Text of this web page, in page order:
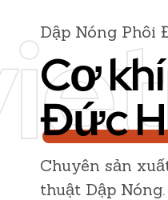
Dập Nóng Phôi
Cơ khí
Đức
Chuyên sản
thuật Dập